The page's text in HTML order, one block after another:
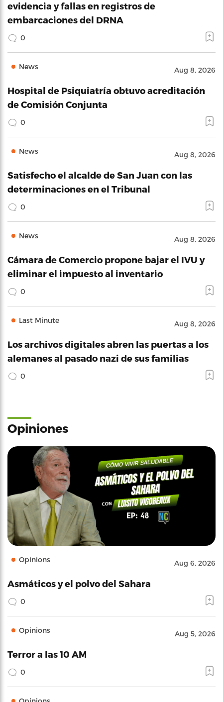
evidencia y fallas en registros de
embarcaciones del DRNA
0
News Aug 8, 2026
Hospital de Psiquiatría obtuvo acreditación
de Comisión Conjunta
0
News Aug 8, 2026
Satisfecho el alcalde de San Juan con las
determinaciones en el Tribunal
0
News Aug 8, 2026
Cámara de Comercio propone bajar el IVU y
eliminar el impuesto al inventario
0
Last Minute Aug 8, 2026
Los archivos digitales abren las puertas a los
alemanes al pasado nazi de sus familias
0
Opiniones
Opinions Aug 6, 2026
Asmáticos y el polvo del Sahara
0
Opinions Aug 5, 2026
Terror a las 10 AM
0